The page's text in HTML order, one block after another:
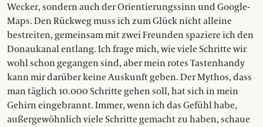
Wecker, sondern auch der Orientierungssinn und Google-
Maps. Den Rückweg muss ich zum Glück nicht alleine
bestreiten, gemeinsam mit zwei Freunden spaziere ich den
Donaukanal entlang. Ich frage mich, wie viele Schritte wir
wohl schon gegangen sind, aber mein rotes Tastenhandy
kann mir darüber keine Auskunft geben. Der Mythos, dass
man täglich 10.000 Schritte gehen soll, hat sich in mein
Gehirn eingebrannt. Immer, wenn ich das Gefühl habe,
außergewöhnlich viele Schritte gemacht zu haben, schaue